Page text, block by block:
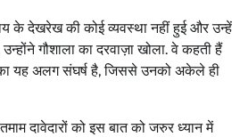
के देखरेख की कोई व्यवस्था नहीं हुई और उन्हें
गौशाला का दरवाज़ा खोला. वे कहती हैं
यह अलग संघर्ष है, जिससे उनको अकेले ही
दावेदारों को इस बात को जरुर ध्यान में